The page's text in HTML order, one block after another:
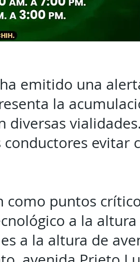
emitido una
la
diversas
evitar
como puntos
a la
a la altura de